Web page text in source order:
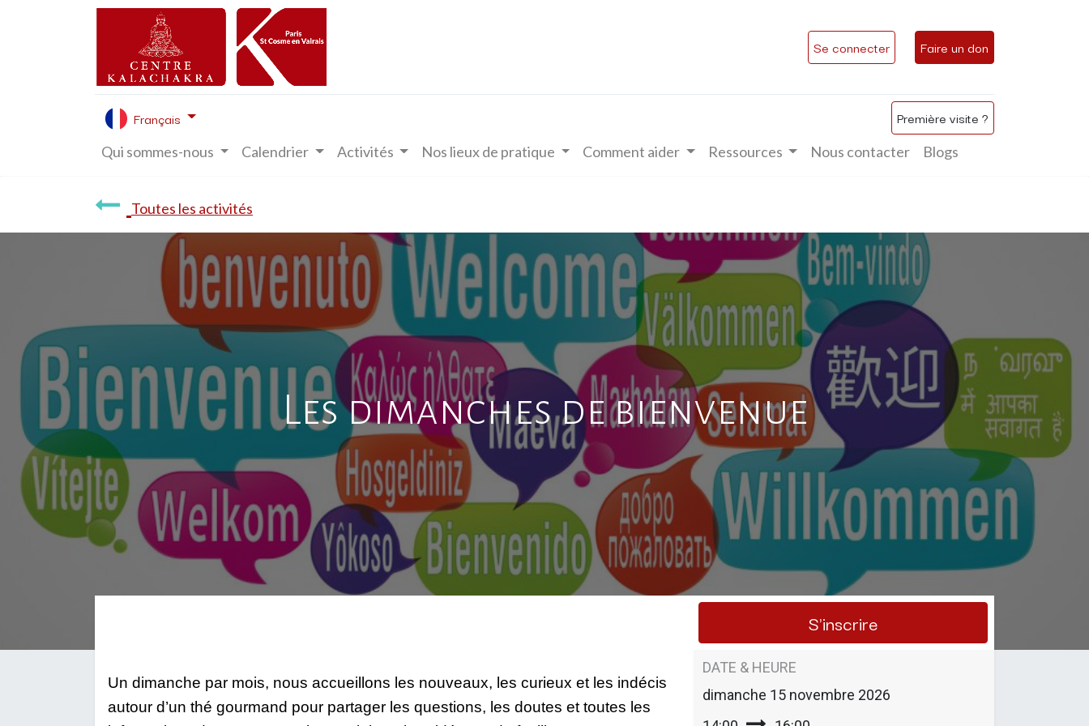
Se connecter Faire un don
Français Première visite ?
Qui sommes-nous Calendrier Activités Nos lieux de pratique Comment aider Ressources Nous contacter Blogs
Toutes les activités
Les dimanches de bienvenue
S'inscrire
Un dimanche par mois, nous accueillons les nouveaux, les curieux et les indécis
autour d’un thé gourmand pour partager les questions, les doutes et toutes les
DATE & HEURE
dimanche 15 novembre 2026